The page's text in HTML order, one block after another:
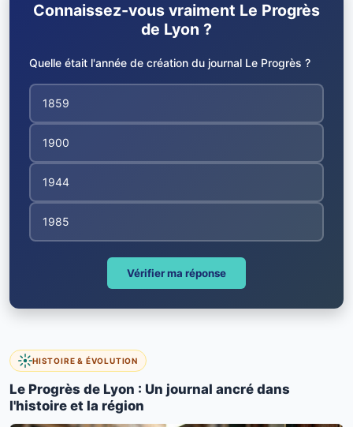
Connaissez-vous vraiment Le Progrès
de Lyon ?
Quelle était l'année de création du journal Le Progrès ?
1859
1900
1944
1985
Vérifier ma réponse
HISTOIRE & ÉVOLUTION
Le Progrès de Lyon : Un journal ancré dans
l'histoire et la région